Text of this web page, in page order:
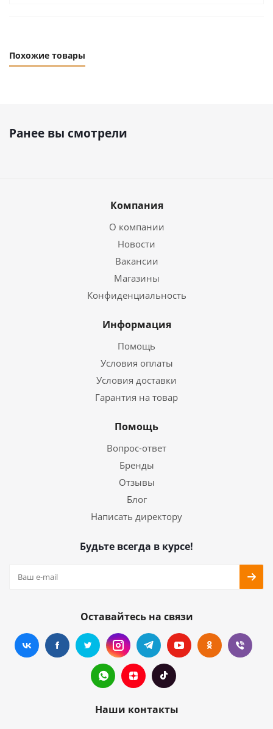
Похожие товары
Ранее вы смотрели
Компания
О компании
Новости
Вакансии
Магазины
Конфиденциальность
Информация
Помощь
Условия оплаты
Условия доставки
Гарантия на товар
Помощь
Вопрос-ответ
Бренды
Отзывы
Блог
Написать директору
Будьте всегда в курсе!
Оставайтесь на связи
Наши контакты